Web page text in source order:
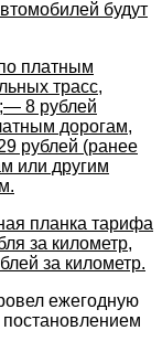
будут
платным
трасс,
8 рублей
дорогам,
рублей (ранее
или другим
планка тарифа
за километр,
за километр.
ежегодную